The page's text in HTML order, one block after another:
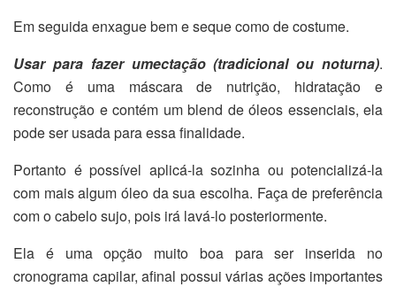
Em seguida enxague bem e seque como de costume.
Usar para fazer umectação (tradicional ou noturna).
Como é uma máscara de nutrição, hidratação e
reconstrução e contém um blend de óleos essenciais, ela
pode ser usada para essa finalidade.
Portanto é possível aplicá-la sozinha ou potencializá-la
com mais algum óleo da sua escolha. Faça de preferência
com o cabelo sujo, pois irá lavá-lo posteriormente.
Ela é uma opção muito boa para ser inserida no
cronograma capilar, afinal possui várias ações importantes